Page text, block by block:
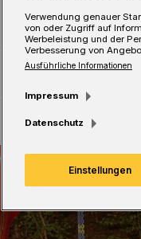
Eine Minute Lesezeit
Verwendung genauer
von oder Zugriff auf
Werbeleistung und der
Verbesserung von
Ausführliche Informationen
Impressum
Datenschutz
Einstellungen